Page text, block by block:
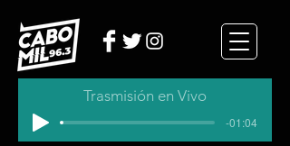
Trasmisión en Vivo
-01:04